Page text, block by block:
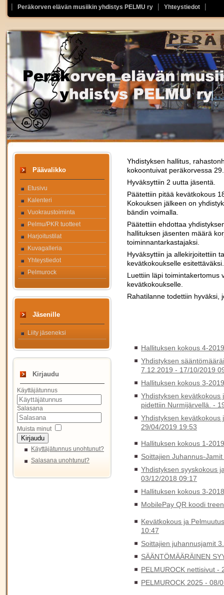
Peräkorven elävän musiikin yhdistys PELMU ry Yhteystiedot
Päävalikko
Etusivu
Kalenteri
Vuokraustoiminta
Pelmu/PKR tuotteet
Harjoitustilat
Kuvagalleria
Yhteystiedot
Pelmurock
Jäsenille
Liity jäseneksi
Kirjaudu
Käyttäjätunnus
Salasana
Muista minut
Kirjaudu
Käyttäjätunnus unohtunut?
Salasana unohtunut?
Yhdistyksen hallitus,
kokoontuivat peräkorvessa
Hyväksyttiin 2 uutta jäsentä.
Päätettiin pitää kevätkokous
Kokouksen jälkeen on
bändin voimalla.
Päätettiin ehdottaa
hallituksen jäsenten määrä
toiminnantarkastajaksi.
Hyväksyttiin ja allekirjoitettiin
kevätkokoukselle esitettäväksi.
Luettiin läpi toimintakertomus
kevätkokoukselle.
Rahatilanne todettiin hyväksi,
Hallituksen kokous 4-
Yhdistyksen
7.12.2019 - 17/10/2019
Hallituksen kokous 3-
Yhdistyksen kevätkokous
pidettiin Nurmijärvellä. -
Yhdistyksen kevätkokous
29/04/2019 19:53
Hallituksen kokous 1-
Soittajien Juhannus-
Yhdistyksen syyskokous
03/12/2018 09:17
Hallituksen kokous 3-
MobilePay QR koodi
Kevätkokous ja
10:47
Soittajien juhannusjamit
SÄÄNTÖMÄÄRÄINEN
PELMUROCK nettisivut -
PELMUROCK 2025 - 08/